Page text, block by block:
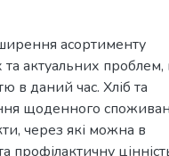
асортименту
та актуальних
в даний час. Хліб та
щоденного
через які можна в
профілактичну